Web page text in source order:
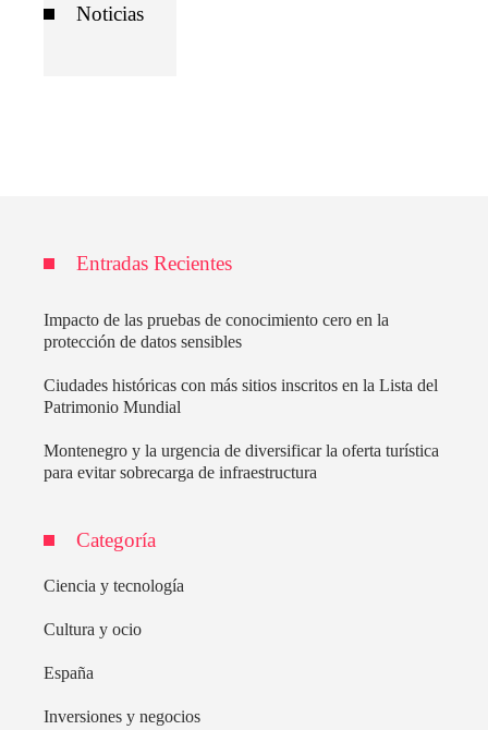
Noticias
Entradas Recientes
Impacto de las pruebas de conocimiento cero en la
protección de datos sensibles
Ciudades históricas con más sitios inscritos en la Lista del
Patrimonio Mundial
Montenegro y la urgencia de diversificar la oferta turística
para evitar sobrecarga de infraestructura
Categoría
Ciencia y tecnología
Cultura y ocio
España
Inversiones y negocios